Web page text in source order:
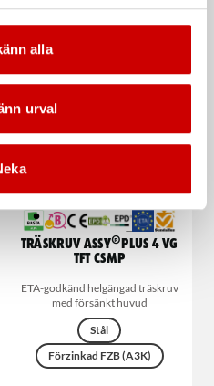
alla
urval
Stål
Nordic C4
Träskruv ASSY®Plus 4 VG
TFT CSMP
ETA-godkänd helgängad träskruv
med försänkt huvud
Stål
Förzinkad FZB (A3K)